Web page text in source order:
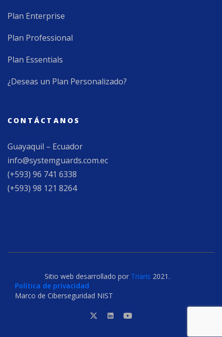
Plan Enterprise
Plan Professional
Plan Essentials
¿Deseas un Plan Personalizado?
CONTÁCTANOS
Guayaquil – Ecuador
info@systemguards.com.ec
(+593) 96 741 6338
(+593) 98 121 8264
Sitio web desarrollado por Triaris 2021.
Política de privacidad
Marco de Ciberseguridad NIST